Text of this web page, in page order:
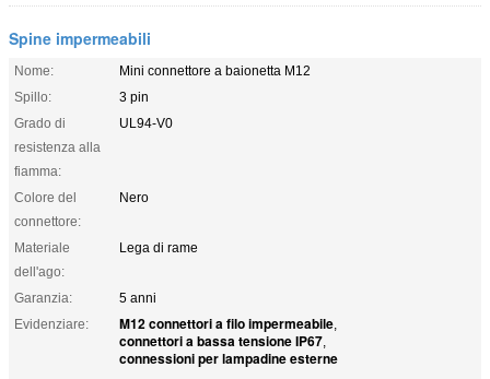
Spine impermeabili
Nome:
Mini connettore a baionetta M12
Spillo:
3 pin
Grado di
resistenza alla
fiamma:
UL94-V0
Colore del
connettore:
Nero
Materiale
dell'ago:
Lega di rame
Garanzia:
5 anni
Evidenziare:
M12 connettori a filo impermeabile,
connettori a bassa tensione IP67,
connessioni per lampadine esterne